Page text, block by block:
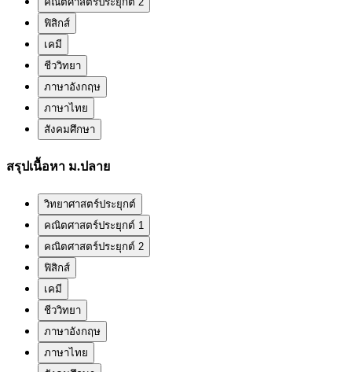
ฟิสิกส์
เคมี
ชีววิทยา
ภาษาอังกฤษ
ภาษาไทย
สังคมศึกษา
สรุปเนื้อหา ม.ปลาย
วิทยาศาสตร์ประยุกต์
คณิตศาสตร์ประยุกต์ 1
คณิตศาสตร์ประยุกต์ 2
ฟิสิกส์
เคมี
ชีววิทยา
ภาษาอังกฤษ
ภาษาไทย